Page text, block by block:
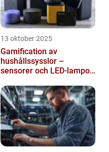
13 oktober 2025
Gamification av
hushållssysslor –
sensorer och LED-lampor